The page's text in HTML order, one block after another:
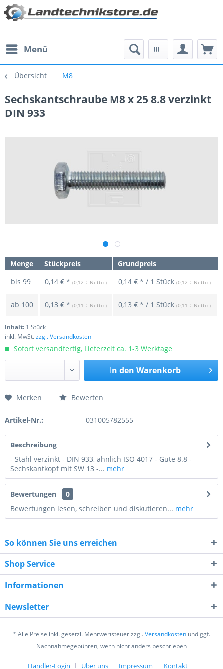
Menü
Übersicht M8
Sechskantschraube M8 x 25 8.8 verzinkt
DIN 933
Menge Stückpreis
Grundpreis
bis 99 0,14 € * (0,12 € Netto ) 0,14 € * / 1 Stück (0,12 € Netto )
ab 100 0,13 € * (0,11 € Netto ) 0,13 € * / 1 Stück (0,11 € Netto )
Inhalt: 1 Stück
inkl. MwSt.zzgl. Versandkosten
Sofort versandfertig, Lieferzeit ca. 1-3 Werktage
In den Warenkorb
Preis anfragen
7 - 1 = ?
Ich habe dieDatenschutzerklärunggelesen,
Merken Bewerten
Artikel-Nr.: 031005782555
Beschreibung
- Stahl verzinkt - DIN 933, ähnlich ISO 4017 - Güte 8.8 -
Sechskantkopf mit SW 13 -... mehr
Bewertungen
0
Bewertungen lesen, schreiben und diskutieren... mehr
So können Sie uns erreichen
Shop Service
Informationen
Newsletter
* Alle Preise inkl. gesetzl. Mehrwertsteuer zzgl.Versandkosten und ggf.
Nachnahmegebühren, wenn nicht anders beschrieben
Händler-Login Über uns Impressum Kontakt